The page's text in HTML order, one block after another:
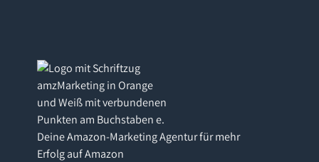
Deine Amazon-Marketing Agentur für mehr
Erfolg auf Amazon